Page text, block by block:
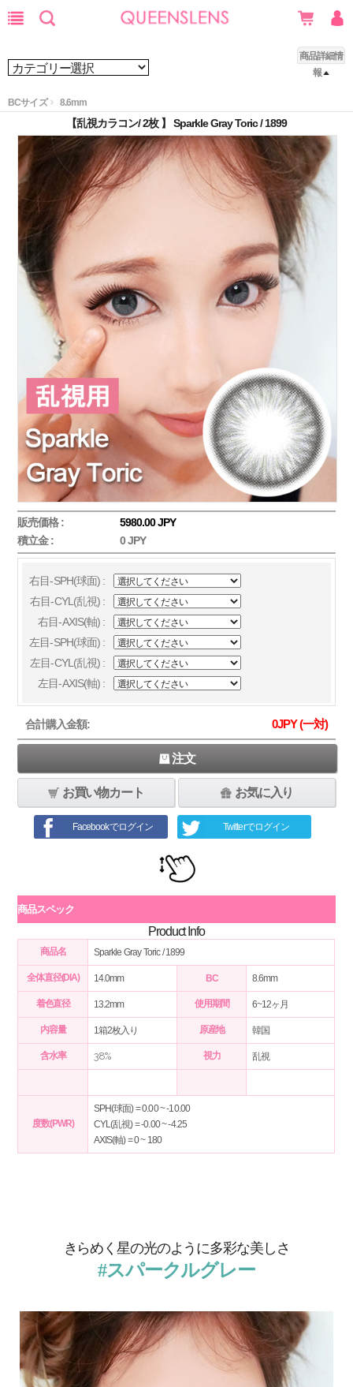
BCサイズ 8.6mm
商品詳細情
報
【乱視カラコン/ 2枚 】 Sparkle Gray Toric / 1899
販売価格 :
5980.00 JPY
積立金 :
0 JPY
右目-SPH(球面) :
右目-CYL(乱視) :
右目-AXIS(軸) :
左目-SPH(球面) :
左目-CYL(乱視) :
左目-AXIS(軸) :
合計購入金額: 0JPY (一対)
注文
お買い物カート お気に入り
Facebookでログイン Twitterでログイン
商品スペック
Product Info
商品名 Sparkle Gray Toric / 1899
全体直径(DIA) 14.0mm BC 8.6mm
着色直径 13.2mm 使用期間 6~12ヶ月
内容量 1箱2枚入り 原産地 韓国
含水率 38% 視力 乱視
度数(PWR)
SPH(球面) = 0.00 ~ -10.00
CYL(乱視) = -0.00 ~ -4.25
AXIS(軸) = 0 ~ 180
きらめく星の光のように多彩な美しさ
#スパークルグレー